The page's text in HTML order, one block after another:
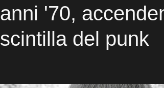
anni '70,
scintilla del punk